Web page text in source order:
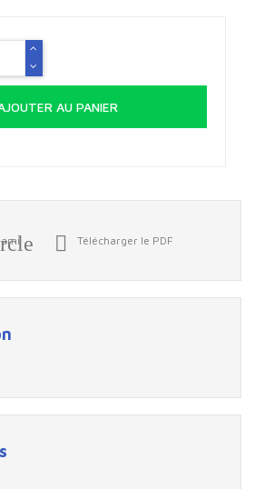
AU PANIER
 Télécharger le PDF